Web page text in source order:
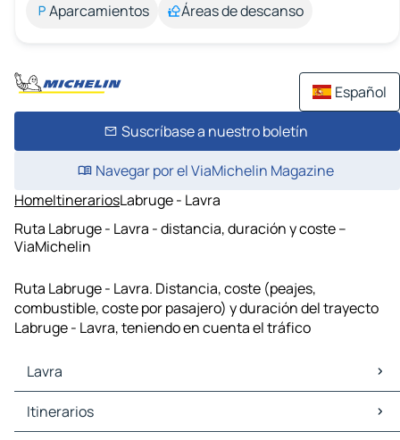
Aparcamientos
Áreas de descanso
Español
Suscríbase a nuestro boletín
Navegar por el ViaMichelin Magazine
HomeItinerariosLabruge - Lavra
Ruta Labruge - Lavra - distancia, duración y coste –
ViaMichelin
Ruta Labruge - Lavra. Distancia, coste (peajes,
combustible, coste por pasajero) y duración del trayecto
Labruge - Lavra, teniendo en cuenta el tráfico
Lavra
Lavra Mapas Planos
Lavra Trafico
Itinerarios